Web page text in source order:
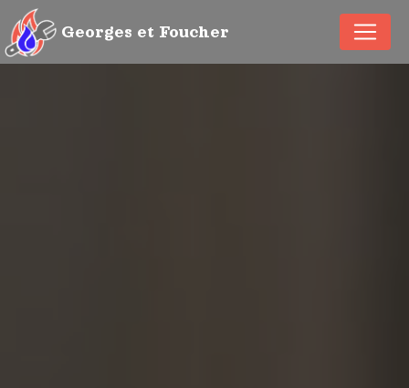
Georges et Foucher
Panneau de gestion des cookies